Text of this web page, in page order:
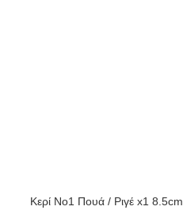
ΔΙΑΒΆΣΤΕ ΠΕΡΙΣΣΌΤΕΡΑ
Κερί Νο1 Πουά / Ριγέ x1 8.5cm